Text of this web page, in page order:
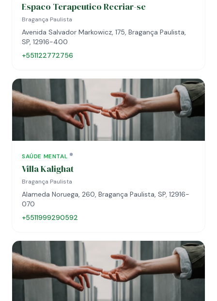
Espaco Terapeutico Recriar-se
Bragança Paulista
Avenida Salvador Markowicz, 175, Bragança Paulista,
SP, 12916-400
+551122772756
SAÚDE MENTAL
Villa Kalighat
Bragança Paulista
Alameda Noruega, 260, Bragança Paulista, SP, 12916-
070
+5511999290592